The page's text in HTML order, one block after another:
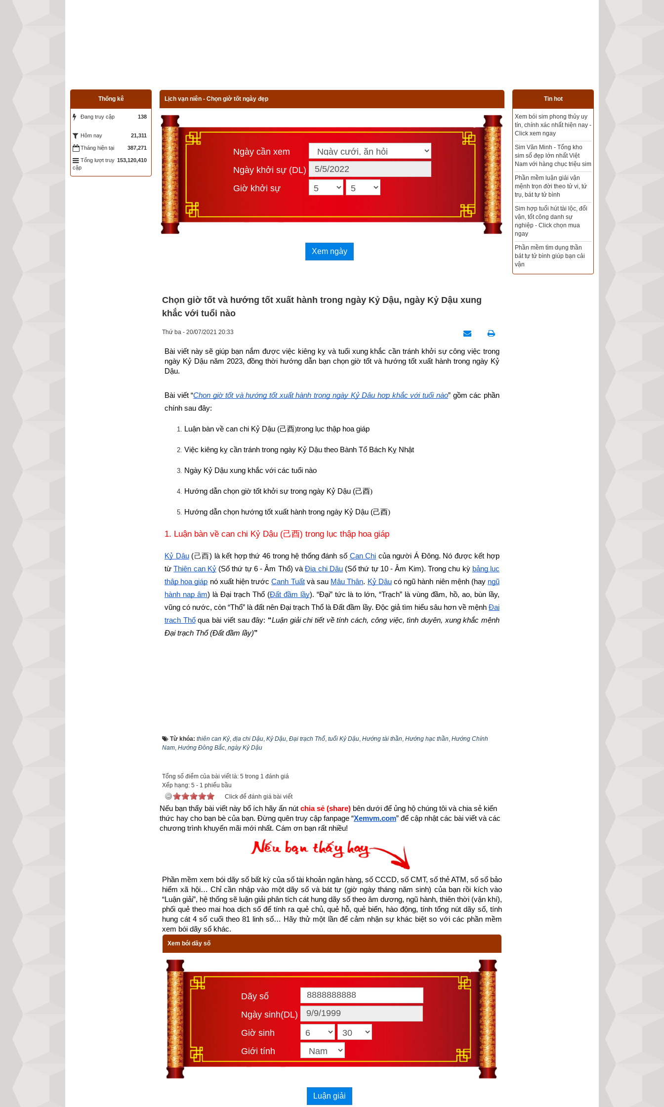
Lịch vạn niên - Chọn giờ tốt ngày đẹp
Ngày cần xem
Ngày khởi sự (DL)
Giờ khởi sự
Xem ngày
Chọn giờ tốt và hướng tốt xuất hành trong ngày Kỷ Dậu, ngày Kỷ Dậu xung
khắc với tuổi nào
Thứ ba - 20/07/2021 20:33
Bài viết này sẽ giúp bạn nắm được việc kiêng kỵ và tuổi xung khắc cần tránh khởi sự công việc trong
ngày Kỷ Dậu năm 2023, đồng thời hướng dẫn bạn chọn giờ tốt và hướng tốt xuất hành trong ngày Kỷ
Dậu.
Bài viết “Chọn giờ tốt và hướng tốt xuất hành trong ngày Kỷ Dậu hợp khắc với tuổi nào” gồm các phần
chính sau đây:
Luận bàn về can chi Kỷ Dậu (己酉)trong lục thập hoa giáp
Việc kiêng kỵ cần tránh trong ngày Kỷ Dậu theo Bành Tổ Bách Kỵ Nhật
Ngày Kỷ Dậu xung khắc với các tuổi nào
Hướng dẫn chọn giờ tốt khởi sự trong ngày Kỷ Dậu (己酉)
Hướng dẫn chọn hướng tốt xuất hành trong ngày Kỷ Dậu (己酉)
1. Luận bàn về can chi Kỷ Dậu (己酉) trong lục thập hoa giáp
Kỷ Dậu (己酉) là kết hợp thứ 46 trong hệ thống đánh số Can Chi của người Á Đông. Nó được kết hợp
từ Thiên can Kỷ (Số thứ tự 6 - Âm Thổ) và Địa chi Dậu (Số thứ tự 10 - Âm Kim). Trong chu kỳ bảng lục
thập hoa giáp nó xuất hiện trước Canh Tuất và sau Mậu Thân. Kỷ Dậu có ngũ hành niên mệnh (hay ngũ
hành nạp âm) là Đại trạch Thổ (Đất đầm lầy). “Đại” tức là to lớn, “Trạch” là vùng đầm, hồ, ao, bùn lầy,
vũng có nước, còn “Thổ” là đất nên Đại trạch Thổ là Đất đầm lầy. Độc giả tìm hiểu sâu hơn về mệnh Đại
trạch Thổ qua bài viết sau đây: “Luận giải chi tiết về tính cách, công việc, tình duyên, xung khắc mệnh
Đại trạch Thổ (Đất đầm lầy)”
2. Việc kiêng kỵ cần tránh trong ngày Kỷ Dậu theo Bành Tổ Bách Kỵ Nhật
hay Bách Kỵ Ca
tiết về nguồn gốc ông Bành Tổ ( 彭祖) cũng như các việc cần kiêng kỵ theo “Bách kị ca” ( 百忌謌) hoặc
Bành Tổ Kỵ Nhật có đúng và còn phù hợp với cuộc sống hiện đại ngày nay hay không?
Theo Bành Tổ Bách Kỵ thì ngày Kỷ Dậu kiêng làm các việc như sau:
己不破券, 二主并亡
Kỷ bất phá khoán nhị chủ tịnh vong
Ngày Kỷ không nên phá bỏ giao kèo, hợp đồng vì cả hai bên đều bị thương tổn, mất mát
酉不会客
Dậu bất hội khách, tân chủ hữu thương
Ngày Dậu không nên hội họp tiếp khách tại nhà để tránh tổn thương cho chủ nhà
Thực tế việc xác định ngày đẹp, ngày xấu không hề mê tín mà có cơ sở khoa học, rất phức tạp đòi hỏi
sự hiểu biết sâu về âm dương, ngũ hành, các ngôi sao…và cần phải phối hợp nhiều phương pháp xem
Từ khóa: thiên can Kỷ, địa chi Dậu, Kỷ Dậu, Đại trạch Thổ, tuổi Kỷ Dậu, Hướng tài thần, Hướng hạc thần, Hướng Chính
Nam, Hướng Đông Bắc, ngày Kỷ Dậu
Tổng số điểm của bài viết là: 5 trong 1 đánh giá
Xếp hạng: 5 - 1 phiếu bầu
Click để đánh giá bài viết
Nếu bạn thấy bài viết này bổ ích hãy ấn nút chia sẻ (share) bên dưới để ủng hộ chúng tôi và chia sẻ kiến
thức hay cho bạn bè của bạn. Đừng quên truy cập fanpage “Xemvm.com” để cập nhật các bài viết và các
chương trình khuyến mãi mới nhất. Cám ơn bạn rất nhiều!
Phần mềm xem bói dãy số bất kỳ của số tài khoản ngân hàng, số CCCD, số CMT, số thẻ ATM, số sổ bảo
hiểm xã hội… Chỉ cần nhập vào một dãy số và bát tự (giờ ngày tháng năm sinh) của bạn rồi kích vào
“Luận giải”, hệ thống sẽ luận giải phân tích cát hung dãy số theo âm dương, ngũ hành, thiên thời (vận khí),
phối quẻ theo mai hoa dịch số để tính ra quẻ chủ, quẻ hỗ, quẻ biến, hào động, tính tổng nút dãy số, tính
hung cát 4 số cuối theo 81 linh số… Hãy thử một lần để cảm nhận sự khác biệt so với các phần mềm
xem bói dãy số khác.
Xem bói dãy số
Dãy số
Ngày sinh(DL)
Giờ sinh
Giới tính
Luận giải
Tin hot
Tổng kho sim phong thủy -
Sim hợp tuổi - Sim hợp
Xem bói sim phong thủy
theo khoa học tử vi, tứ trụ
chính xác nhất
Mua sim Thần tài, Thần tài
theo bạn! Giao sim miễn phí
Xem ngày đẹp - chọn ngày
tốt khởi sự theo kinh dịch
chính xác nhất
Tổng Kho Sim Năm sinh 0x -
9x - 8x -7x -6x giá rẻ nhất thị
trường - Click xem ngay
Thống kê
Đang truy cập 138
Hôm nay 21,311
Tháng hiện tại 387,271
Tổng lượt truy
cập
153,120,410